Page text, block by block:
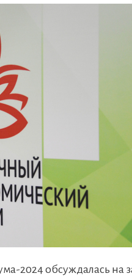
2024 обсуждалась на